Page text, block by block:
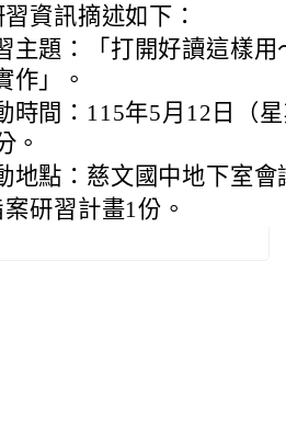
資訊摘述如下：
主題：「打開好讀這樣
作」。
時間：115年5月12日（
。
地點：慈文國中地下室會
研習計畫1份。